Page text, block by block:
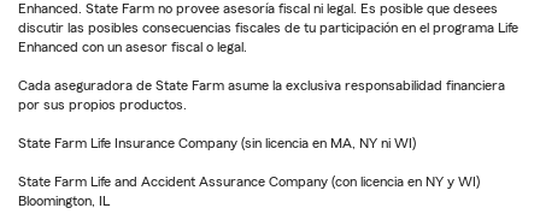
Enhanced. State Farm no provee asesoría fiscal ni legal. Es posible que desees
discutir las posibles consecuencias fiscales de tu participación en el programa Life
Enhanced con un asesor fiscal o legal.
Cada aseguradora de State Farm asume la exclusiva responsabilidad financiera
por sus propios productos.
State Farm Life Insurance Company (sin licencia en MA, NY ni WI)
State Farm Life and Accident Assurance Company (con licencia en NY y WI)
Bloomington, IL